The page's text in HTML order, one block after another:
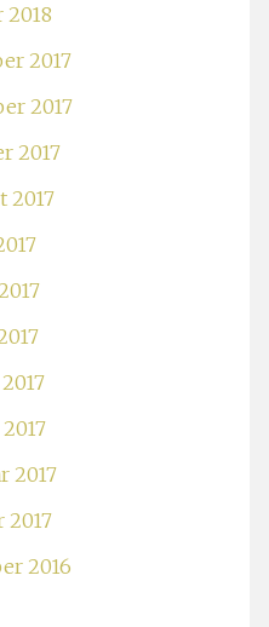
2018
2017
2017
2017
2017
2017
2017
2016